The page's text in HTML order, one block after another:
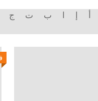
أ إ ا ب ت ج